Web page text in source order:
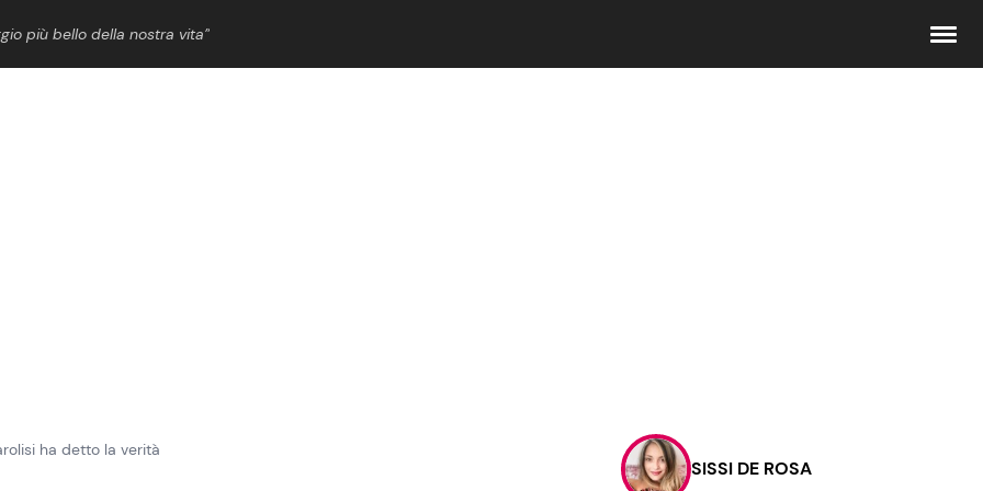
più bello della nostra vita”
Contattaci
Pubblicità
ha detto la verità
SISSI DE ROSA